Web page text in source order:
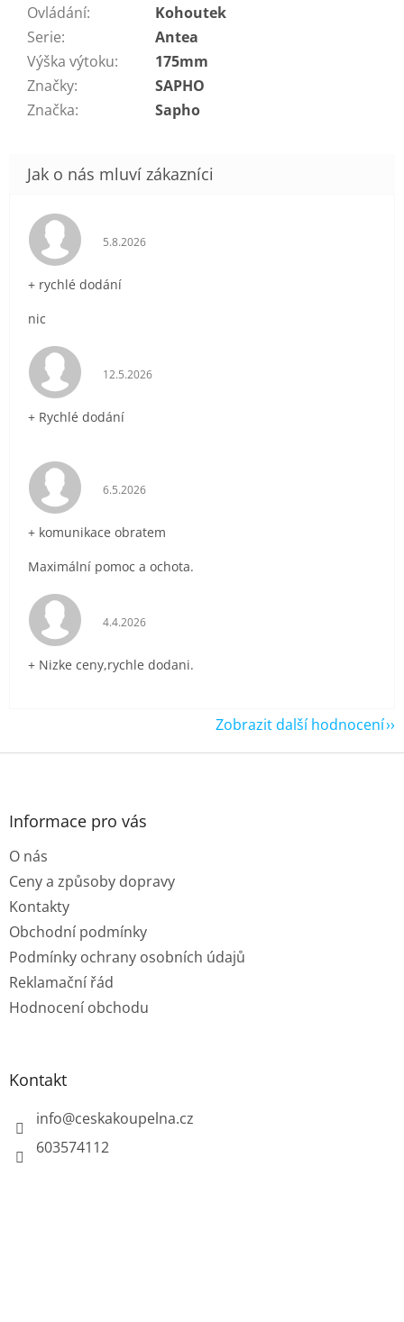
Ovládání:
Kohoutek
Serie:
Antea
Výška výtoku:
175mm
Značky:
SAPHO
Značka: Sapho
Hodnocení obchodu je 5 z 5 hvězdiček.
5.8.2026
+ rychlé dodání
nic
Hodnocení obchodu je 5 z 5 hvězdiček.
12.5.2026
+ Rychlé dodání
Hodnocení obchodu je 5 z 5 hvězdiček.
6.5.2026
+ komunikace obratem
Maximální pomoc a ochota.
Hodnocení obchodu je 5 z 5 hvězdiček.
4.4.2026
+ Nizke ceny,rychle dodani.
Zobrazit další hodnocení
Z
Informace pro vás
O nás
Ceny a způsoby dopravy
Kontakty
Obchodní podmínky
Podmínky ochrany osobních údajů
Reklamační řád
Hodnocení obchodu
Kontakt
info@ceskakoupelna.cz
603574112